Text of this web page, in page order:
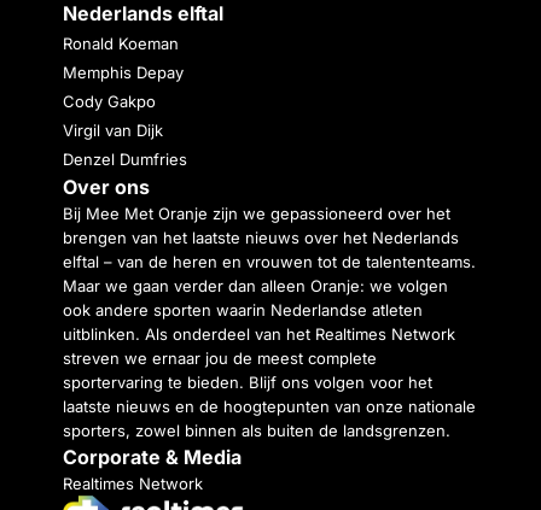
Nederlands elftal
Ronald Koeman
Memphis Depay
Cody Gakpo
Virgil van Dijk
Denzel Dumfries
Over ons
Bij Mee Met Oranje zijn we gepassioneerd over het
brengen van het laatste nieuws over het Nederlands
elftal – van de heren en vrouwen tot de talententeams.
Maar we gaan verder dan alleen Oranje: we volgen
ook andere sporten waarin Nederlandse atleten
uitblinken. Als onderdeel van het Realtimes Network
streven we ernaar jou de meest complete
sportervaring te bieden. Blijf ons volgen voor het
laatste nieuws en de hoogtepunten van onze nationale
sporters, zowel binnen als buiten de landsgrenzen.
Corporate & Media
Realtimes Network